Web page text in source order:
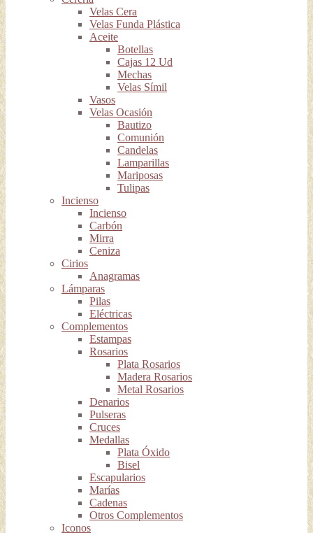
Velas Cera
Velas Funda Plástica
Aceite
Botellas
Cajas 12 Ud
Mechas
Velas Símil
Vasos
Velas Ocasión
Bautizo
Comunión
Candelas
Lamparillas
Mariposas
Tulipas
Incienso
Incienso
Carbón
Mirra
Ceniza
Cirios
Anagramas
Lámparas
Pilas
Eléctricas
Complementos
Estampas
Rosarios
Plata Rosarios
Madera Rosarios
Metal Rosarios
Denarios
Pulseras
Cruces
Medallas
Plata Óxido
Bisel
Escapularios
Marías
Cadenas
Otros Complementos
Iconos